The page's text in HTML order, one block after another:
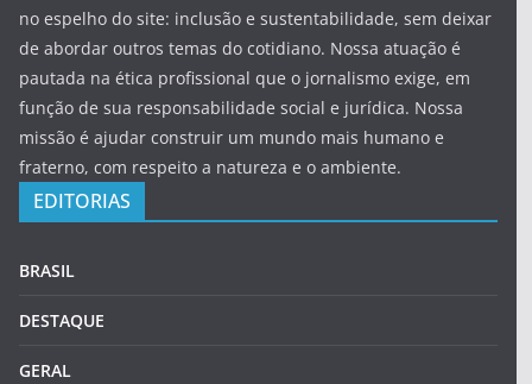
no espelho do site: inclusão e sustentabilidade, sem deixar
de abordar outros temas do cotidiano. Nossa atuação é
pautada na ética profissional que o jornalismo exige, em
função de sua responsabilidade social e jurídica. Nossa
missão é ajudar construir um mundo mais humano e
fraterno, com respeito a natureza e o ambiente.
EDITORIAS
BRASIL
DESTAQUE
GERAL